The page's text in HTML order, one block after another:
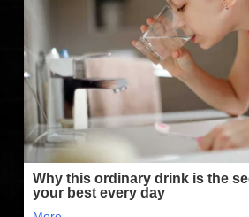
FILMEK (2025-ÖS)
FILMEK (2024-ES)
FILMEK (2023-AS)
FILMEK (2022-ES)